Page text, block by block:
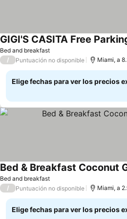
Bed and breakfast
GIGI'S CASITA Free
/ Puntuación no disponible Miami, a
Elige fechas para ver los precios
Bed and breakfast
Bed & Breakfast Coconut
/ Puntuación no disponible Miami, a
Elige fechas para ver los precios